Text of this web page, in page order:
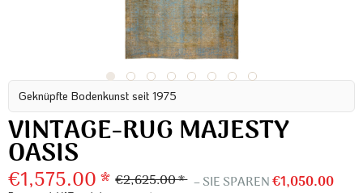
Geknüpfte Bodenkunst seit 1975
VINTAGE-RUG MAJESTY
OASIS
€1,575.00 * €2,625.00 * – SIE SPAREN€1,050.00